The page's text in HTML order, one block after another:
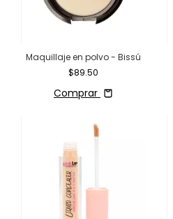
Maquillaje en polvo - Bissú
$89.50
Comprar